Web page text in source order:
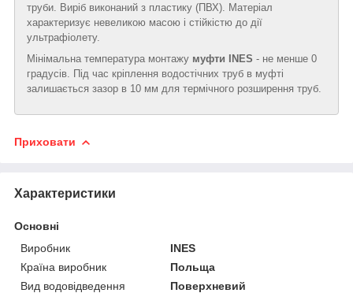
труби. Виріб виконаний з пластику (ПВХ). Матеріал
характеризує невеликою масою і стійкістю до дії
ультрафіолету.
Мінімальна температура монтажу муфти INES - не менше 0
градусів. Під час кріплення водостічних труб в муфті
залишається зазор в 10 мм для термічного розширення труб.
Приховати
Характеристики
Основні
Виробник
INES
Країна виробник
Польща
Вид водовідведення
Поверхневий